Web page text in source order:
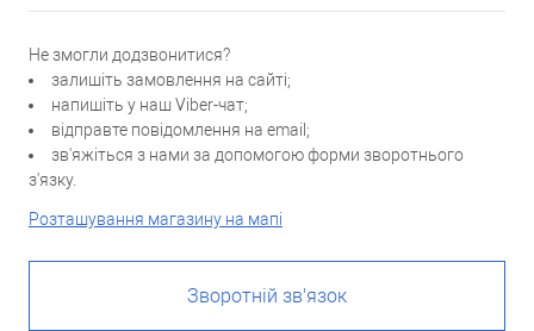
Не змогли додзвонитися?
залишіть замовлення на сайті;
напишіть у наш Viber-чат;
відправте повідомлення на email;
зв'яжіться з нами за допомогою форми зворотнього
з'язку.
Розташування магазину на мапі
Зворотній зв'язок